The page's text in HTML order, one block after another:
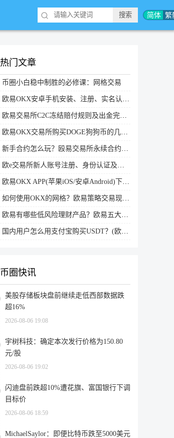
简体 繁
热门文章
币圈小白稳中制胜的必修课：网格交易
欧易OKX安卓手机安装、注册、实名认证、买币转账新手实操教程
欧易交易所C2C冻结赔付规则及出金完整流程
欧易OKX交易所购买DOGE狗狗币的几个方式汇总
新手合约怎么玩？殴易交易所永续合约操作步骤教程(APP/Web端)
欧e交易所新人账号注册、身份认证及安全设置教程
欧易OKX APP(苹果iOS/安卓Android)下载图文教程
如何使用OKX的网格？欧易策略交易现货网格新手操作流程
欧易有哪些低风险理财产品？欧易五大低风险理财产品详细介绍
国内用户怎么用支付宝购买USDT？(欧易交易所为例)
币圈快讯
美股存储板块盘前继续走低西部数据跌
超16%
2026-08-06 19:08
宇树科技：确定本次发行价格为150.80
元/股
2026-08-06 19:02
闪迪盘前跌超10%遭花旗、富国银行下调
目标价
2026-08-06 18:59
MichaelSaylor：即便比特币跌至5000美元